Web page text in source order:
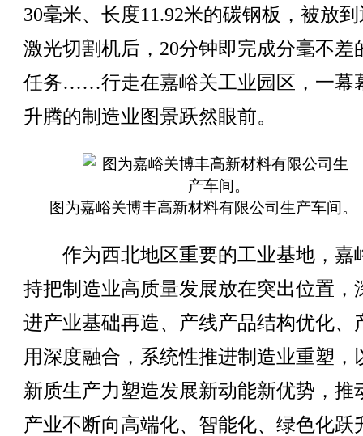
30毫米、长度11.92米的碳钢板，被放
激光切割机后，20分钟即完成分毫不差
任务……行走在嘉峪关工业园区，一幕
升腾的制造业图景跃然眼前。
图为嘉峪关博丰高新材料有限公司生产车间。
作为西北地区重要的工业基地，嘉
持把制造业高质量发展放在突出位置，
进产业基础再造、产线产品结构优化、
用深度融合，系统性推进制造业重塑，
新质生产力塑造发展新动能新优势，推
产业不断向高端化、智能化、绿色化跃